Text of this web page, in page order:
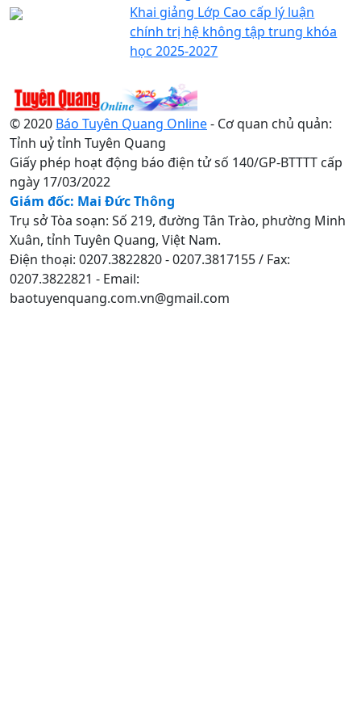
Khai giảng Lớp Cao cấp lý luận
chính trị hệ không tập trung khóa
học 2025-2027
© 2020 Báo Tuyên Quang Online- Cơ quan chủ quản:
Tỉnh uỷ tỉnh Tuyên Quang
Giấy phép hoạt động báo điện tử số 140/GP-BTTTT cấp
ngày 17/03/2022
Giám đốc: Mai Đức Thông
Trụ sở Tòa soạn: Số 219, đường Tân Trào, phường Minh
Xuân, tỉnh Tuyên Quang, Việt Nam.
Điện thoại: 0207.3822820 - 0207.3817155 / Fax:
0207.3822821 - Email:
baotuyenquang.com.vn@gmail.com